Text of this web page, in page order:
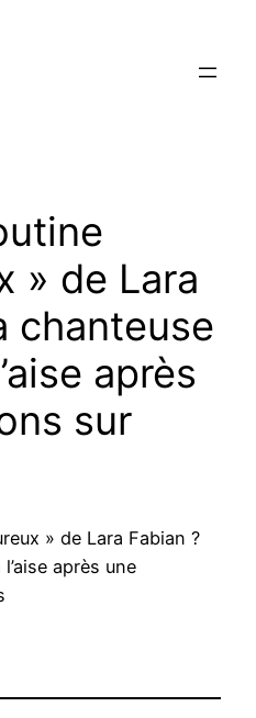
» de Lara
chanteuse
après
sur
» de Lara Fabian ?
après une